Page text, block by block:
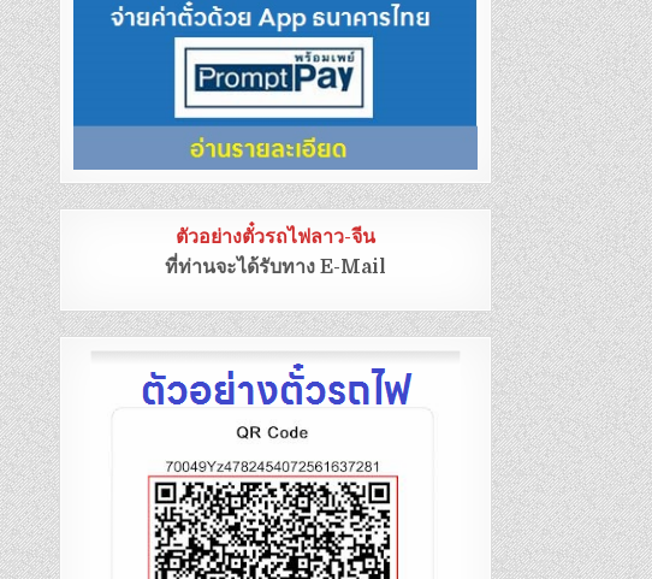
ตัวอย่างตั๋วรถไฟลาว-จีน
ที่ท่านจะได้รับทาง E-Mail